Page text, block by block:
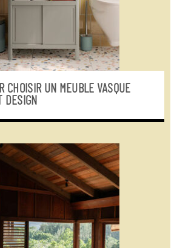
CHOISIR UN MEUBLE VASQUE
DESIGN